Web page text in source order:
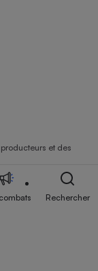
et des
Rechercher